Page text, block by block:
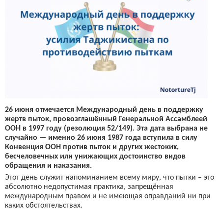
26 июня отмечается Международный день в поддержку
жертв пыток, провозглашённый Генеральной Ассамблеей
ООН в 1997 году (резолюция 52/149). Эта дата выбрана не
случайно — именно 26 июня 1987 года вступила в силу
Конвенция ООН против пыток и других жестоких,
бесчеловечных или унижающих достоинство видов
обращения и наказания.
Этот день служит напоминанием всему миру, что пытки – это
абсолютно недопустимая практика, запрещённая
международным правом и не имеющая оправданий ни при
каких обстоятельствах.